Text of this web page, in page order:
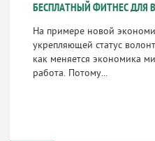
БЕСПЛАТНЫЙ ФИТНЕС ДЛЯ
На примере новой
укрепляющей статус
как меняется экономика
работа. Потому...